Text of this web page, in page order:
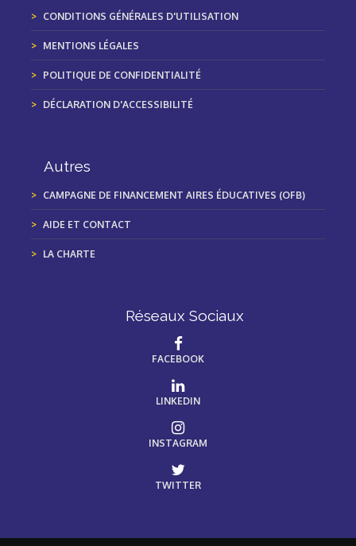
CONDITIONS GÉNÉRALES D'UTILISATION
MENTIONS LÉGALES
POLITIQUE DE CONFIDENTIALITÉ
DÉCLARATION D'ACCESSIBILITÉ
Autres
CAMPAGNE DE FINANCEMENT AIRES ÉDUCATIVES (OFB)
AIDE ET CONTACT
LA CHARTE
Réseaux Sociaux
FACEBOOK
LINKEDIN
INSTAGRAM
TWITTER